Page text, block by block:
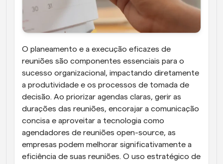
O planeamento e a execução eficazes de
reuniões são componentes essenciais para o
sucesso organizacional, impactando diretamente
a produtividade e os processos de tomada de
decisão. Ao priorizar agendas claras, gerir as
durações das reuniões, encorajar a comunicação
concisa e aproveitar a tecnologia como
agendadores de reuniões open-source, as
empresas podem melhorar significativamente a
eficiência de suas reuniões. O uso estratégico de